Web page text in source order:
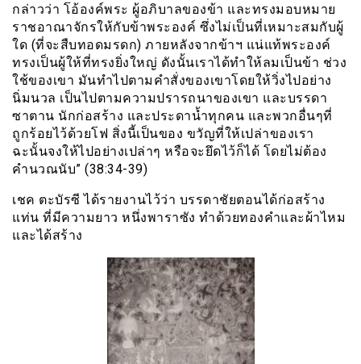
กล่าวว่า โอ้องค์พระ ผู้อภิบาลของข้า และทรงมอบหมาย
ราชอาณาจักรให้กับข้าพระองค์ ซึ่งไม่เป็นที่เหมาะสมกับผู้
ใด (ที่จะสืบทอดมรดก) ภายหลังจากข้าฯ แน่แท้พระองค์
ทรงเป็นผู้ให้ที่ทรงยิ่งใหญ่ ดังนั้นเราได้ทำให้ลมเป็นข้า ช่วง
ใช้ของเขา มันทำไปตามคำสั่งของเขาโดยให้วิ่งไปอย่าง
นิ่มนวล เป็นไปตามความปรารถนาของเขา และบรรดา
ซาตาน นักก่อสร้าง และประดาน้ำทุกคน และพวกอื่นๆที่
ถูกร้อยไว้ด้วยโฟ สิ่งนี้เป็นของ ขวัญที่ให้เปล่าของเรา
ฉะนั้นจงให้ไปอย่างเปล่าๆ หรือจะยึดไว้ก็ได้ โดยไม่ต้อง
คำนวณนับ” (38:34-39)
เชค ตะบัรซี ได้รายงานไว้ว่า บรรดาชัยตอนได้ก่อสร้าง
แท่น ที่มีความยาว หนึ่งพาราซัง ทำด้วยทองคำและผ้าไหม
และได้สร้าง